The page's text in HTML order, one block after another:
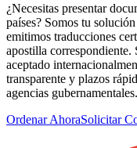
¿Necesitas presentar
países? Somos tu
emitimos traducciones
apostilla
aceptado
transparente y plazos
agencias gubernamentales.
Ordenar AhoraSolicitar